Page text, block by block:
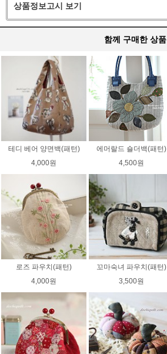
상품정보고시 보기
함께 구매한 상품
테디 베어 양면백(패턴)
4,000원
에머랄드 숄더백(패턴)
4,500원
로즈 파우치(패턴)
4,000원
꼬마숙녀 파우치(패턴)
3,500원